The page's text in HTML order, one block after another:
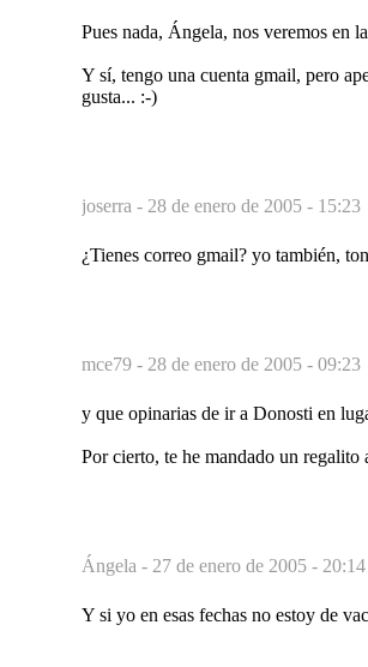
Pues nada, Ángela, nos veremos en
Y sí, tengo una cuenta gmail, pero
gusta... :-)
joserra - 28 de enero de 2005 - 15:23
¿Tienes correo gmail? yo también,
mce79 - 28 de enero de 2005 - 09:23
y que opinarias de ir a Donosti en
Por cierto, te he mandado un
Ángela - 27 de enero de 2005 - 20:14
Y si yo en esas fechas no estoy de